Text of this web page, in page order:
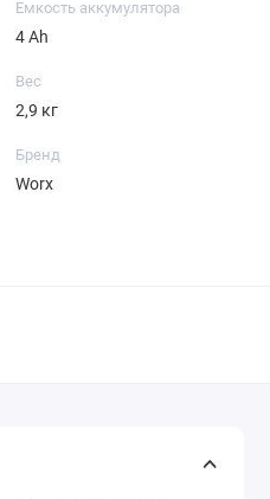
Емкость аккумулятора
4 Ah
Вес
2,9 кг
Бренд
Worx